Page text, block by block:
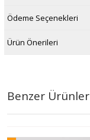
Ödeme Seçenekleri
Ürün Önerileri
Benzer Ürünler